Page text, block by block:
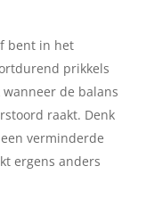
bent in het
prikkels
de balans
raakt. Denk
verminderde
ergens anders